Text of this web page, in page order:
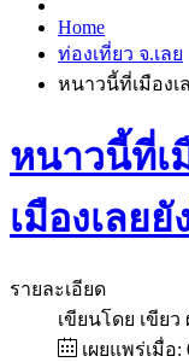
Home
ท่องเที่ยว จ.เลย
หนาวนี้ที่เมืองเ
หนาวนี้ที่เ
เมืองเลย
รายละเอียด
เขียนโดย เขีย
เผยแพร่เมื่อ: